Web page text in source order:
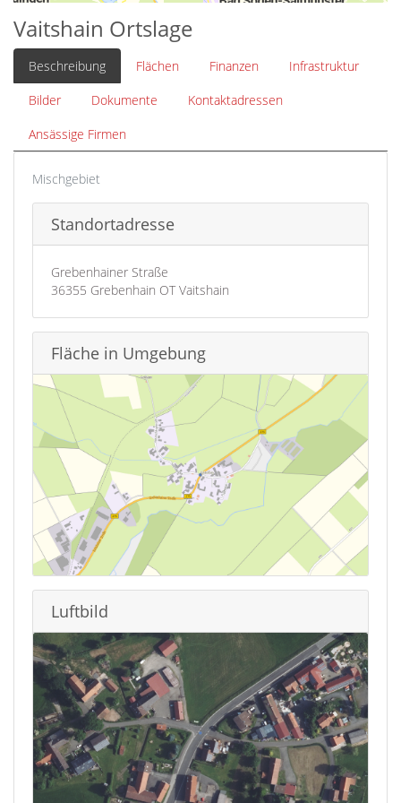
Vaitshain Ortslage
Beschreibung Flächen Finanzen
Infrastruktur
Bilder
Dokumente
Kontaktadressen
Ansässige Firmen
Mischgebiet
Standortadresse
Grebenhainer Straße
36355 Grebenhain OT Vaitshain
Fläche in Umgebung
Luftbild